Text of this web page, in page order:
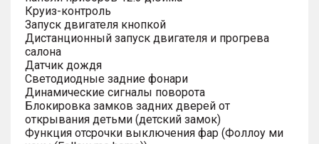
Круиз-контроль
Запуск двигателя кнопкой
Дистанционный запуск двигателя и прогрева
салона
Датчик дождя
Светодиодные задние фонари
Динамические сигналы поворота
Блокировка замков задних дверей от
открывания детьми (детский замок)
Функция отсрочки выключения фар (Фоллоу ми